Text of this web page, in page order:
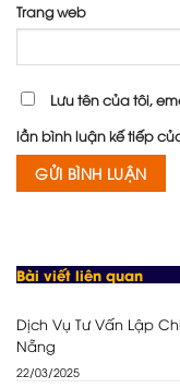
Trang web
Lưu tên của tôi,
lần bình luận kế tiếp
Bài viết liên quan
Dịch Vụ Tư Vấn Lập
Nẵng
22/03/2025